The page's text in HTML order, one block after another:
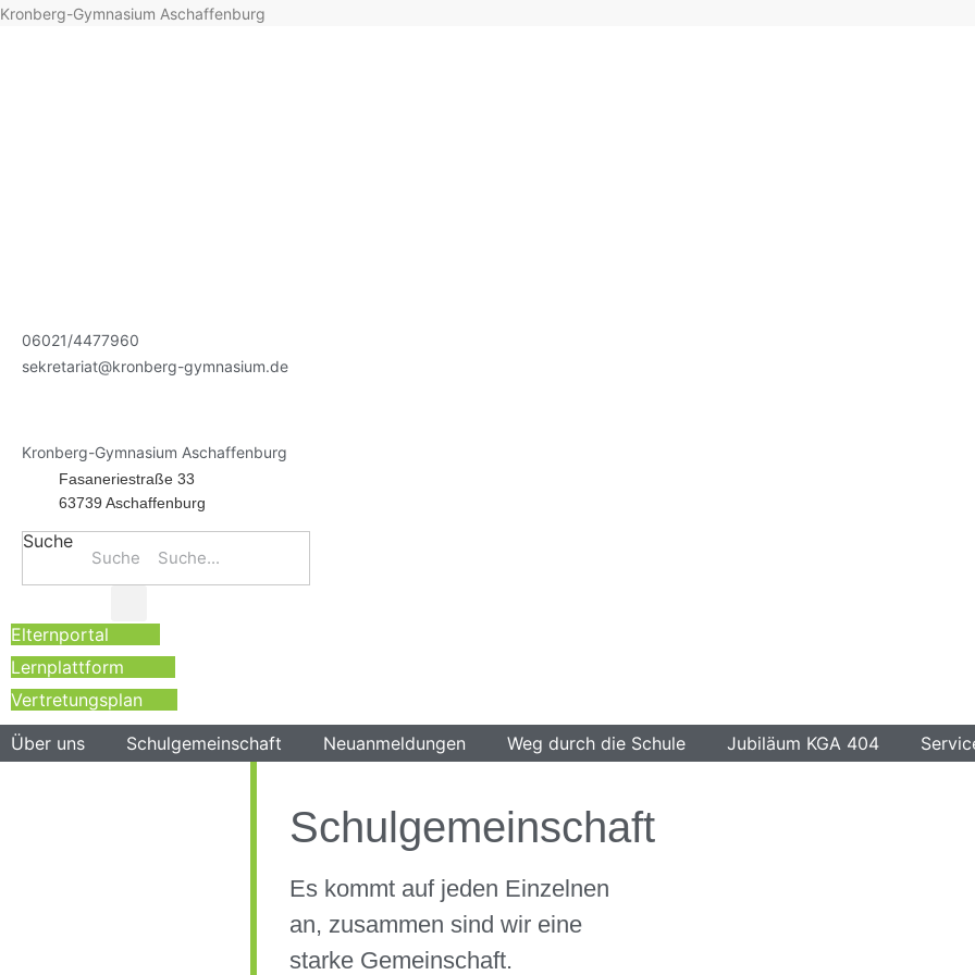
Kronberg-Gymnasium Aschaffenburg
06021/4477960
sekretariat@kronberg-gymnasium.de
Kronberg-Gymnasium Aschaffenburg
Fasaneriestraße 33
63739 Aschaffenburg
Suche
Suche
Elternportal
Lernplattform
Vertretungsplan
Über uns
Schulgemeinschaft Neuanmeldungen Weg durch die Schule Jubiläum KGA 404
Schulgemeinschaft
Es kommt auf jeden Einzelnen
an, zusammen sind wir eine
starke Gemeinschaft.